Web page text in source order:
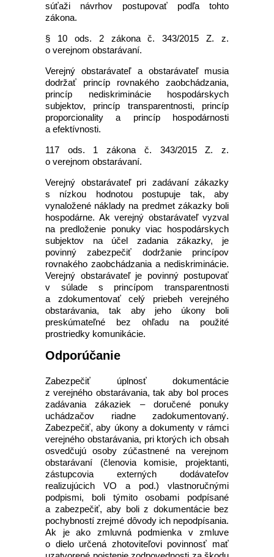
súťaži návrhov postupovať podľa tohto
zákona.
§ 10 ods. 2 zákona č. 343/2015 Z. z.
o verejnom obstarávaní.
Verejný obstarávateľ a obstarávateľ musia
dodržať princíp rovnakého zaobchádzania,
princíp nediskriminácie hospodárskych
subjektov, princíp transparentnosti, princíp
proporcionality a princíp hospodárnosti
a efektívnosti.
117 ods. 1 zákona č. 343/2015 Z. z.
o verejnom obstarávaní.
Verejný obstarávateľ pri zadávaní zákazky
s nízkou hodnotou postupuje tak, aby
vynaložené náklady na predmet zákazky boli
hospodárne. Ak verejný obstarávateľ vyzval
na predloženie ponuky viac hospodárskych
subjektov na účel zadania zákazky, je
povinný zabezpečiť dodržanie princípov
rovnakého zaobchádzania a nediskriminácie.
Verejný obstarávateľ je povinný postupovať
v súlade s princípom transparentnosti
a zdokumentovať celý priebeh verejného
obstarávania, tak aby jeho úkony boli
preskúmateľné bez ohľadu na použité
prostriedky komunikácie.
Odporúčanie
Zabezpečiť úplnosť dokumentácie
z verejného obstarávania, tak aby bol proces
zadávania zákaziek – doručené ponuky
uchádzačov riadne zadokumentovaný.
Zabezpečiť, aby úkony a dokumenty v rámci
verejného obstarávania, pri ktorých ich obsah
osvedčujú osoby zúčastnené na verejnom
obstarávaní (členovia komisie, projektanti,
zástupcovia externých dodávateľov
realizujúcich VO a pod.) vlastnoručnými
podpismi, boli týmito osobami podpísané
a zabezpečiť, aby boli z dokumentácie bez
pochybností zrejmé dôvody ich nepodpísania.
Ak je ako zmluvná podmienka v zmluve
o dielo určená zhotoviteľovi povinnosť mať